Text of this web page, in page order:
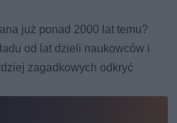
już ponad 2000 lat temu?
od lat dzieli naukowców i
zagadkowych odkryć